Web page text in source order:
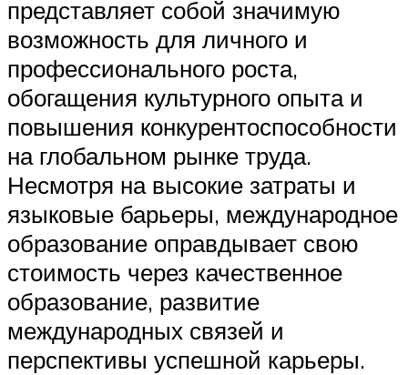
представляет собой значимую
возможность для личного и
профессионального роста,
обогащения культурного опыта и
повышения конкурентоспособности
на глобальном рынке труда.
Несмотря на высокие затраты и
языковые барьеры, международное
образование оправдывает свою
стоимость через качественное
образование, развитие
международных связей и
перспективы успешной карьеры.